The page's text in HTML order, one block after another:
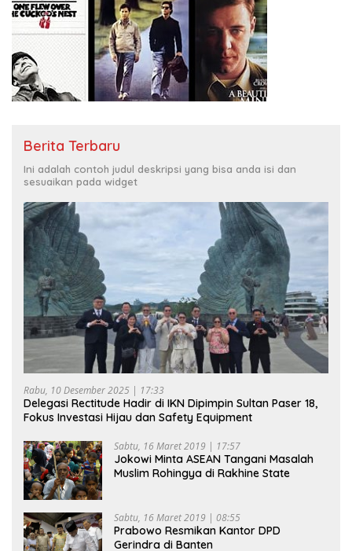
Berita Terbaru
Ini adalah contoh judul deskripsi yang bisa anda isi dan
sesuaikan pada widget
Rabu, 10 Desember 2025 | 17:33
Delegasi Rectitude Hadir di IKN Dipimpin Sultan Paser 18,
Fokus Investasi Hijau dan Safety Equipment
Sabtu, 16 Maret 2019 | 17:57
Jokowi Minta ASEAN Tangani Masalah
Muslim Rohingya di Rakhine State
Sabtu, 16 Maret 2019 | 08:55
Prabowo Resmikan Kantor DPD
Gerindra di Banten